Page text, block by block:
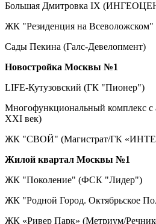
Большая Дмитровка IX
ЖК "Резиденция на Всеволожском"
Сады Пекина (Галс-Девелопмент)
Новостройка Москвы №1
LIFE-Кутузовский (ГК "Пионер")
Многофункциональный комплекс с
XXI век)
ЖК "СВОЙ" (Магистрат/ГК
Жилой квартал Москвы №1
ЖК "Поколение" (ФСК "Лидер")
ЖК "Родной Город. Октябрьское
ЖК «Ривер Парк» (Метриум/